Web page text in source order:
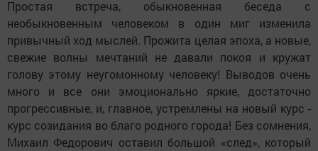
Простая встреча, обыкновенная беседа с
необыкновенным человеком в один миг изменила
привычный ход мыслей. Прожита целая эпоха, а новые,
свежие волны мечтаний не давали покоя и кружат
голову этому неугомонному человеку! Выводов очень
много и все они эмоционально яркие, достаточно
прогрессивные, и, главное, устремлены на новый курс -
курс созидания во благо родного города! Без сомнения,
Михаил Федорович оставил большой «след», который